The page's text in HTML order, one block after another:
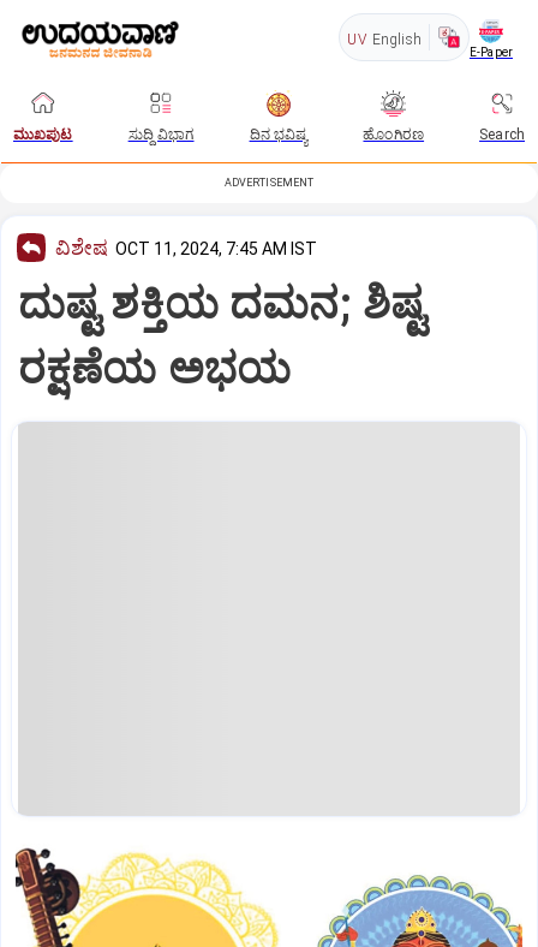
UV English
E-Paper
ಮುಖಪುಟ ಸುದ್ದಿ ವಿಭಾಗ ದಿನ ಭವಿಷ್ಯ ಹೊಂಗಿರಣ Search
ADVERTISEMENT
ವಿಶೇಷ OCT 11, 2024, 7:45 AM IST
ದುಷ್ಟ ಶಕ್ತಿಯ ದಮನ; ಶಿಷ್ಟ
ರಕ್ಷಣೆಯ ಅಭಯ